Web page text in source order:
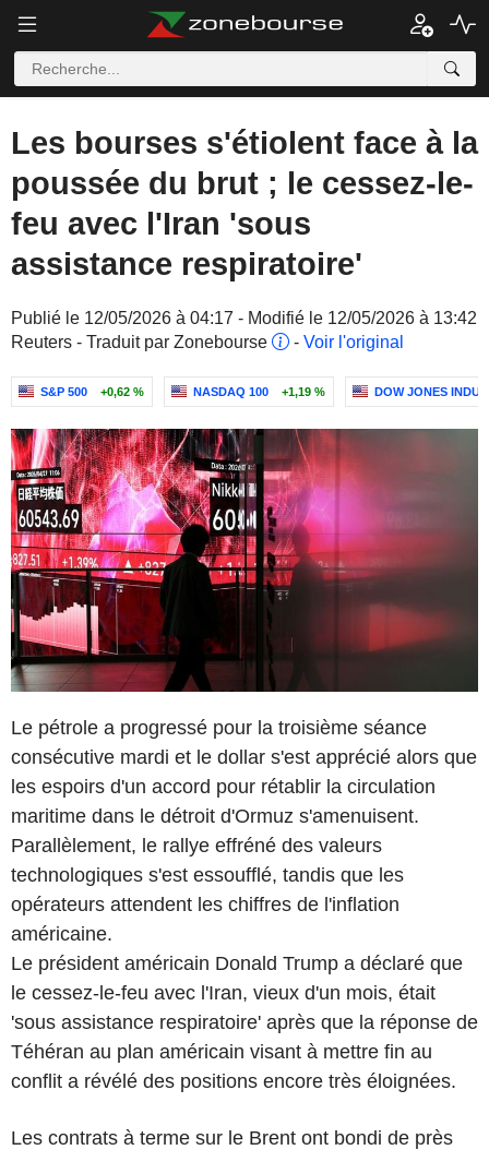
Les bourses s'étiolent face à la
poussée du brut ; le cessez-le-
feu avec l'Iran 'sous
assistance respiratoire'
Publié le 12/05/2026 à 04:17 - Modifié le 12/05/2026 à 13:42
Reuters - Traduit par Zonebourse
- Voir l'original
S&P 500 +0,62 % NASDAQ 100 +1,19 % DOW JONES
Le pétrole a progressé pour la troisième séance
consécutive mardi et le dollar s'est apprécié alors que
les espoirs d'un accord pour rétablir la circulation
maritime dans le détroit d'Ormuz s'amenuisent.
Parallèlement, le rallye effréné des valeurs
technologiques s'est essoufflé, tandis que les
opérateurs attendent les chiffres de l'inflation
américaine.
Le président américain Donald Trump a déclaré que
le cessez-le-feu avec l'Iran, vieux d'un mois, était
'sous assistance respiratoire' après que la réponse de
Téhéran au plan américain visant à mettre fin au
conflit a révélé des positions encore très éloignées.
Les contrats à terme sur le Brent ont bondi de près